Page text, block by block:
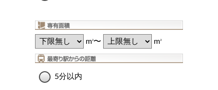
m2〜 m2
5分以内